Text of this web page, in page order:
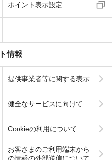
ポイント表示設定
情報
提供事業者等に関する表示
健全なサービスに向けて
Cookieの利用について
お客さまのご利用端末から
の情報の外部送信について